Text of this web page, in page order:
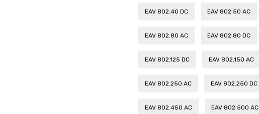
EAV 802.40 DC EAV 802.50 AC
EAV 802.80 AC EAV 802.80 DC
EAV 802.125 DC EAV 802.150 AC
EAV 802.250 AC EAV 802.250 DC
EAV 802.450 AC EAV 802.500 AC